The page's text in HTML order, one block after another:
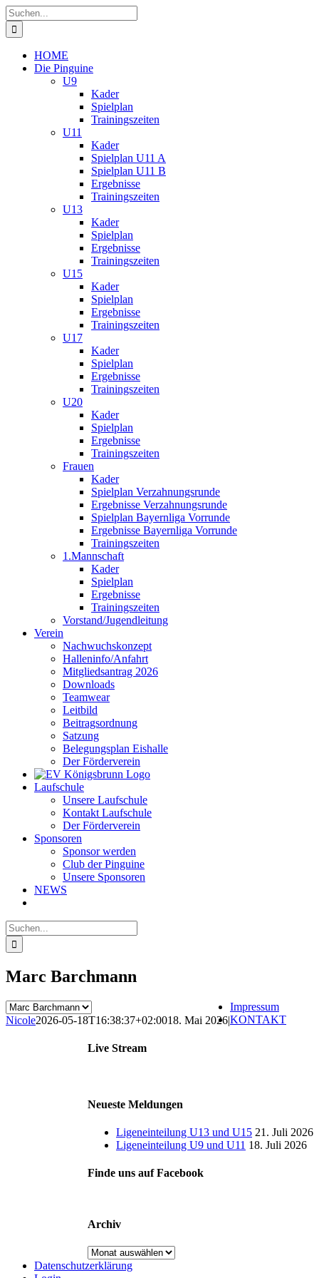
Zum
Inhalt
springen
Suche
nach:
HOME
Die Pinguine
U9
Kader
Spielplan
Trainingszeiten
U11
Kader
Spielplan U11 A
Spielplan U11 B
Ergebnisse
Trainingszeiten
U13
Kader
Spielplan
Ergebnisse
Trainingszeiten
U15
Kader
Spielplan
Ergebnisse
Trainingszeiten
U17
Kader
Spielplan
Ergebnisse
Trainingszeiten
U20
Kader
Spielplan
Ergebnisse
Trainingszeiten
Frauen
Kader
Spielplan Verzahnungsrunde
Ergebnisse Verzahnungsrunde
Spielplan Bayernliga Vorrunde
Ergebnisse Bayernliga Vorrunde
Trainingszeiten
1.Mannschaft
Kader
Spielplan
Ergebnisse
Trainingszeiten
Vorstand/Jugendleitung
Verein
Nachwuchskonzept
Halleninfo/Anfahrt
Mitgliedsantrag 2026
Downloads
Teamwear
Leitbild
Beitragsordnung
Satzung
Belegungsplan Eishalle
Der Förderverein
Laufschule
Unsere Laufschule
Kontakt Laufschule
Der Förderverein
Sponsoren
Sponsor werden
Club der Pinguine
Unsere Sponsoren
NEWS
Suche
nach:
Marc Barchmann
Nicole2026-05-18T16:38:37+02:0018. Mai 2026|
Live Stream
Neueste Meldungen
Ligeneinteilung U13 und U15 21. Juli 2026
Ligeneinteilung U9 und U11 18. Juli 2026
Finde uns auf Facebook
Archiv
Archiv
Impressum
KONTAKT
Datenschutzerklärung